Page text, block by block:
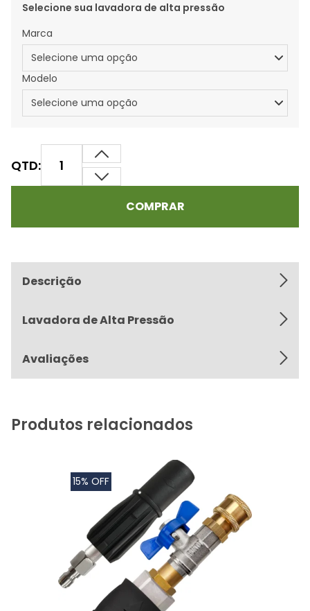
QTD:
COMPRAR
Selecione sua lavadora de alta pressão
Marca
Modelo
Descrição
Lavadora de Alta Pressão
Avaliações
Produtos relacionados
15% OFF